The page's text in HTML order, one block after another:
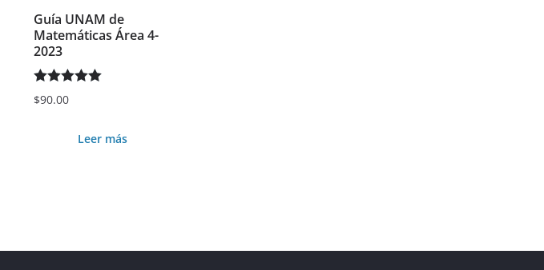
Guía UNAM de
Matemáticas Área 4-
2023
Valorado en
$90.00
Leer más